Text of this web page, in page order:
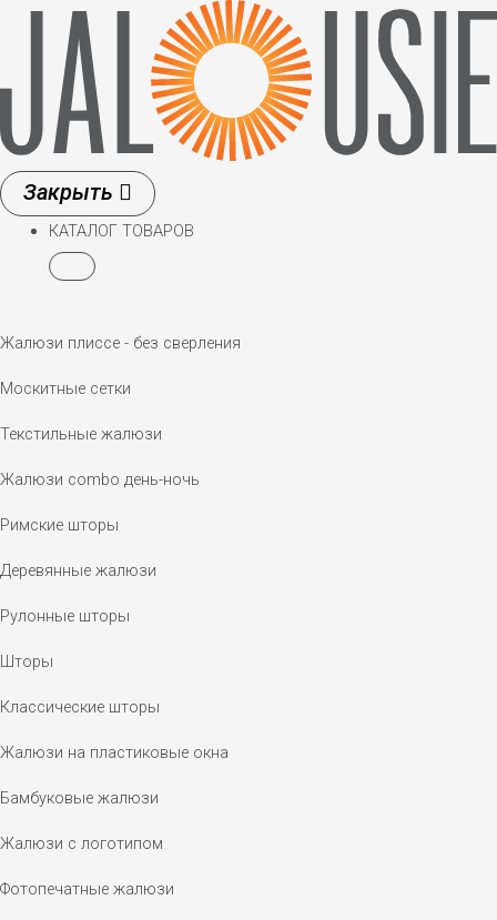
Перейти
содержимому
КАТАЛОГ ТОВАРОВ
Жалюзи плиссе - без сверления
Москитные сетки
Текстильные жалюзи
Жалюзи combo день-ночь
Римские шторы
Деревянные жалюзи
Рулонные шторы
Шторы
Классические шторы
Жалюзи на пластиковые окна
Бамбуковые жалюзи
Жалюзи с логотипом
Фотопечатные жалюзи